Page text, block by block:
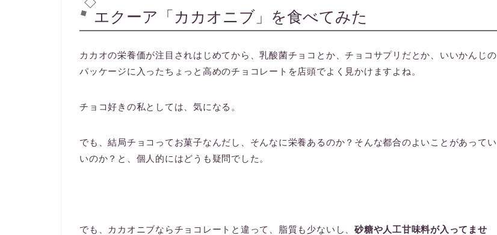
エクーア「カカオニブ」を食べてみた
カカオの栄養価が注目されはじめてから、乳酸菌チョコとか、チョコサプリだとか、いいかんじの
パッケージに入ったちょっと高めのチョコレートを店頭でよく見かけますよね。
チョコ好きの私としては、気になる。
でも、結局チョコってお菓子なんだし、そんなに栄養あるのか？そんな都合のよいことがあってい
いのか？と、個人的にはどうも疑問でした。
でも、カカオニブならチョコレートと違って、脂質も少ないし、砂糖や人工甘味料が入ってませ